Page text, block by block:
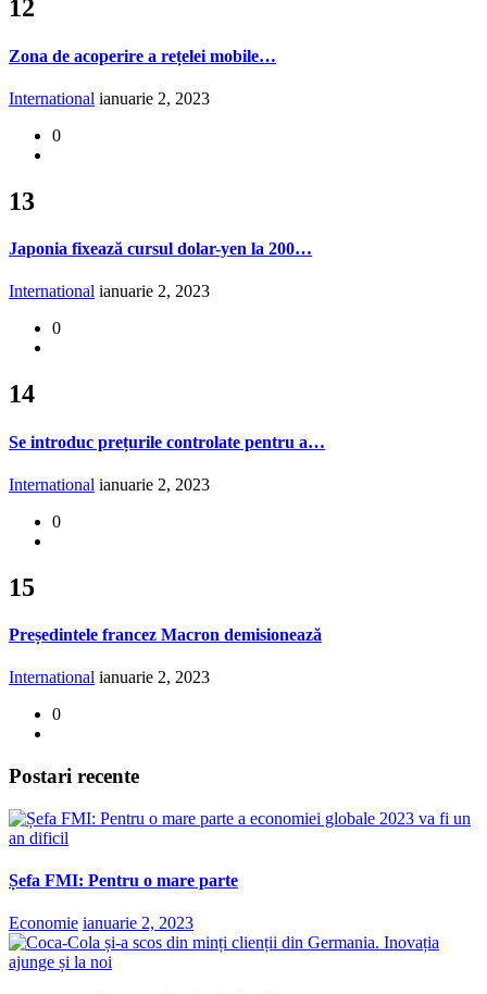
12
Zona de acoperire a rețelei mobile…
International ianuarie 2, 2023
0
13
Japonia fixează cursul dolar-yen la 200…
International ianuarie 2, 2023
0
14
Se introduc prețurile controlate pentru a…
International ianuarie 2, 2023
0
15
Președintele francez Macron demisionează
International ianuarie 2, 2023
0
Postari recente
Șefa FMI: Pentru o mare parte
Economie ianuarie 2, 2023